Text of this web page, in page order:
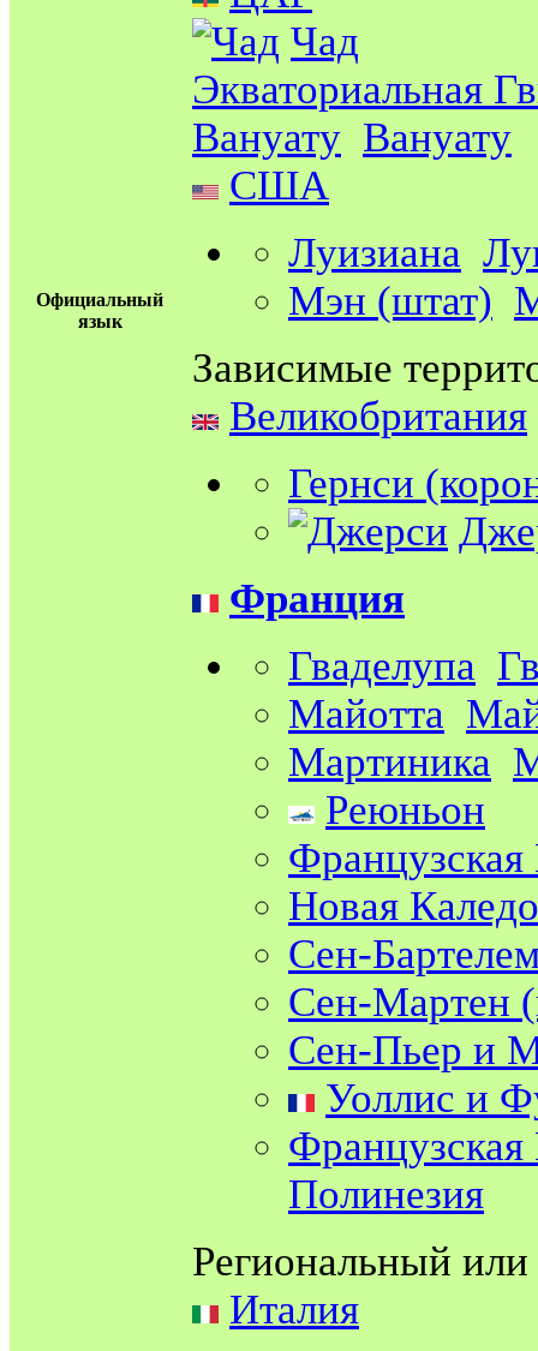
Официальный
язык
Чад
Экваториальная
Вануату Вануату
США
Луизиана
Мэн (штат)
Зависимые
Великобритания
Гернси
Франция
Гваделупа
Майотта
Мартиника
Реюньон
Французская
Новая
Сен-
Сен-Мартен
Сен-Пьер и
Уоллис и
Полинезия
Региональный
Италия